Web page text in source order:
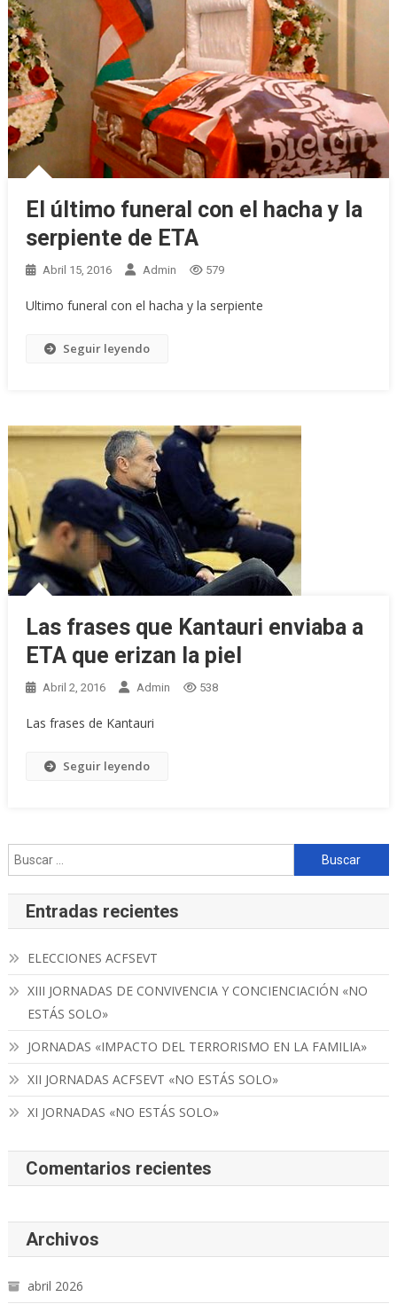
El último funeral con el hacha y la
serpiente de ETA
Abril 15, 2016 Admin 579
Ultimo funeral con el hacha y la serpiente
Seguir leyendo
Las frases que Kantauri enviaba a
ETA que erizan la piel
Abril 2, 2016 Admin 538
Las frases de Kantauri
Seguir leyendo
Buscar:
Entradas recientes
ELECCIONES ACFSEVT
XIII JORNADAS DE CONVIVENCIA Y CONCIENCIACIÓN «NO
ESTÁS SOLO»
JORNADAS «IMPACTO DEL TERRORISMO EN LA FAMILIA»
XII JORNADAS ACFSEVT «NO ESTÁS SOLO»
XI JORNADAS «NO ESTÁS SOLO»
Comentarios recientes
Archivos
abril 2026